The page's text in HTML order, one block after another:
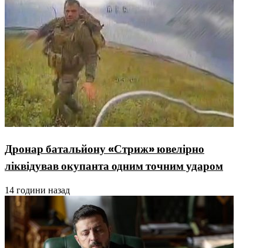
Дронар батальйону «Стриж» ювелірно
ліквідував окупанта одним точним ударом
14 години назад